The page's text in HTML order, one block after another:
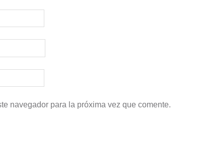
navegador para la próxima vez que comente.